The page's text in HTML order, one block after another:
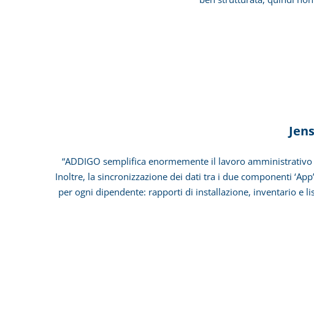
Settore: Imprese di
“ADDIGO semplifica enormemente il lavoro
Inoltre, la sincronizzazione dei dati tra i due componenti
per ogni dipendente: rapporti di installazione, inventario e
Settore: